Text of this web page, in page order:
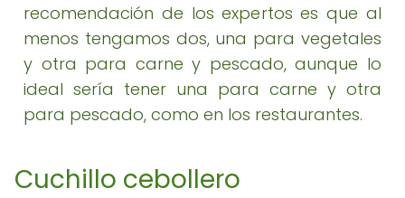
recomendación de los expertos es que al
menos tengamos dos, una para vegetales
y otra para carne y pescado, aunque lo
ideal sería tener una para carne y otra
para pescado, como en los restaurantes.
Cuchillo cebollero